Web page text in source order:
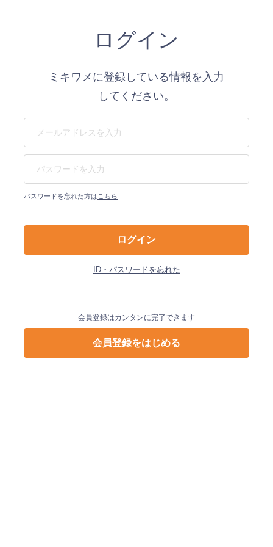
ログイン
ミキワメに登録している情報を入力
してください。
パスワードを忘れた方は こちら
ID・パスワードを忘れた
会員登録はカンタンに完了できます
会員登録をはじめる